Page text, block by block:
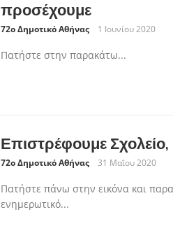
προσέχουμε
72ο Δημοτικό Αθήνας 1 Ιουνίου 2020
Πατήστε στην παρακάτω...
Επιστρέφουμε Σχολείο,
72ο Δημοτικό Αθήνας 31 Μαΐου 2020
Πατήστε πάνω στην εικόνα και
ενημερωτικό...